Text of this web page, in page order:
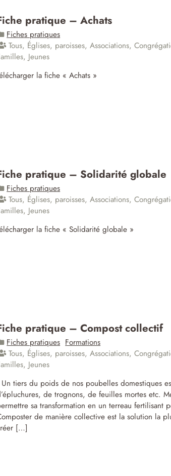
pratique – Achats
Fiches pratiques
Tous, Églises, paroisses, Associations,
, Jeunes
la fiche « Achats »
pratique – Solidarité globale
Fiches pratiques
Tous, Églises, paroisses, Associations,
, Jeunes
la fiche « Solidarité globale »
pratique – Compost collectif
Fiches pratiques Formations
Tous, Églises, paroisses, Associations,
, Jeunes
Un tiers du poids de nos poubelles domestiques
de trognons, de feuilles mortes etc.
sa transformation en un terreau fertilisant
de manière collective est la solution la
[…]